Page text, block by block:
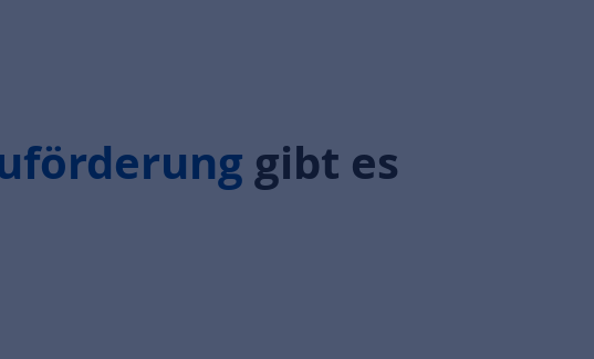
gibt es